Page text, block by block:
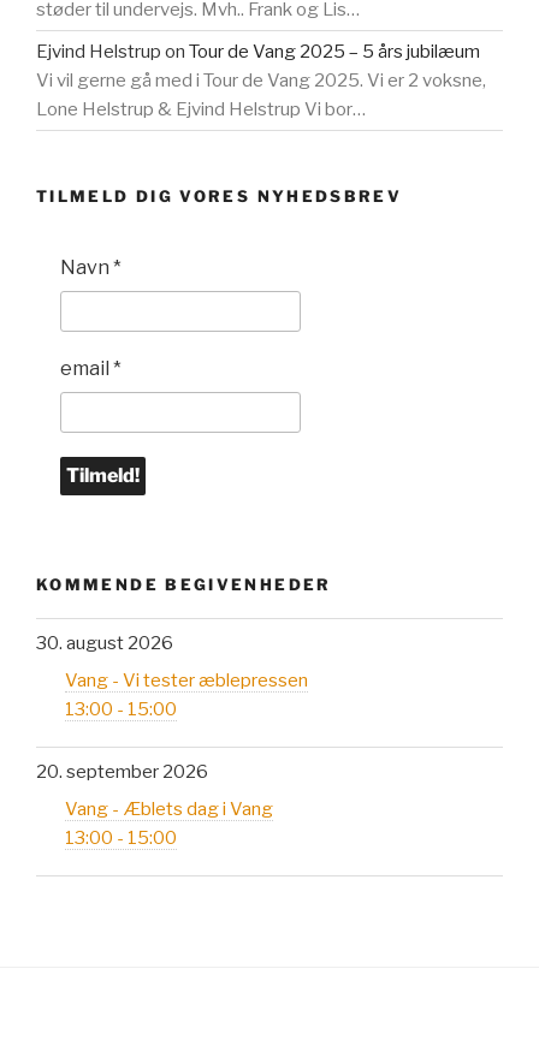
støder til undervejs. Mvh.. Frank og Lis…
Ejvind Helstrup on Tour de Vang 2025 – 5 års jubilæum
Vi vil gerne gå med i Tour de Vang 2025. Vi er 2 voksne,
Lone Helstrup & Ejvind Helstrup Vi bor…
TILMELD DIG VORES NYHEDSBREV
Navn *
email *
KOMMENDE BEGIVENHEDER
30. august 2026
Vang - Vi tester æblepressen
13:00 - 15:00
20. september 2026
Vang - Æblets dag i Vang
13:00 - 15:00